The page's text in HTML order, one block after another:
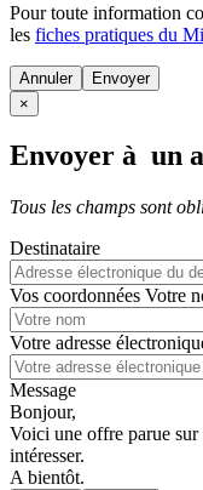
Pour toute information
les fiches pratiques du
Annuler
×
Envoyer à un
Tous les champs sont
Destinataire
Vos coordonnées Votre
Votre adresse
Message
Bonjour,
Voici une offre parue
intéresser.
A bientôt.